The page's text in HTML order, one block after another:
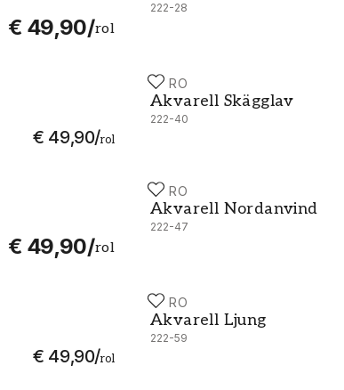
€ 49,90/rol
222-28
€ 49,90/rol
DURO
Akvarell Skägglav
222-40
Akvarell Skägglav - 222-40
€ 49,90/rol
DURO
Akvarell Nordanvind
222-47
Akvarell Nordanvind - 222-47
€ 49,90/rol
DURO
Akvarell Ljung
222-59
Akvarell Ljung - 222-59